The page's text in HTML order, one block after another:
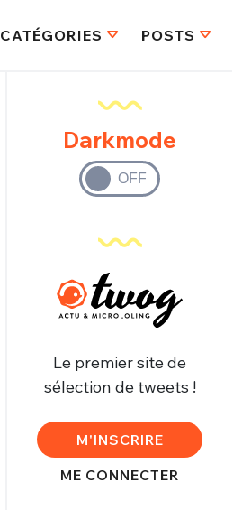
CATÉGORIES POSTS
Darkmode
Le premier site de
sélection de tweets !
M'INSCRIRE
ME CONNECTER